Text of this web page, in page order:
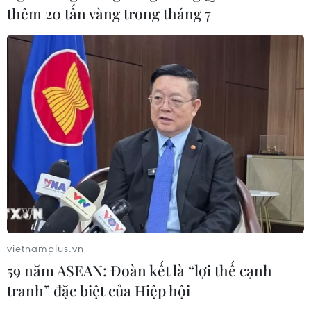
Dịch Ebola: Số ca tử vong ở châu Phi
tăng lên hơn 1.000 người
22/07/2026 22:56
Tỷ phú Bill Gates nhấn mạnh tầm
quan trọng của đầu tư vào con người
và công nghệ
22/07/2026 06:02
Xem thêm
thêm 20 tấn vàng trong tháng 7
vietnamplus.vn
59 năm ASEAN: Đoàn kết là “lợi thế cạnh
tranh” đặc biệt của Hiệp hội